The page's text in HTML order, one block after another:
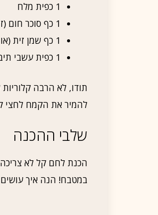
1 כפית מלח
1 כף סוכר חום (זה מוסיף טעם ועוזר לשמרים להתפשט)
1 כף שמן זית (או כל שמן שאתם אוהבים)
1 כפית עשבי תיבול לפי הטעם (אני ממליץ על אורגנו או בזיליקום)
תודו, לא הרבה
להמיר את הקמח לחצי
שלבי ההכנה
הכנת לחם קל לא
במטבח! הנה איך